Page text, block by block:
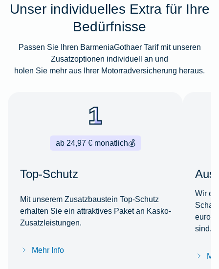
Unser individuelles Extra für Ihre
Bedürfnisse
Passen Sie Ihren BarmeniaGothaer Tarif mit unseren
Zusatzoptionen individuell an und
holen Sie mehr aus Ihrer Motorradversicherung heraus.
💰
ab 24,97 € monatlich
Top-Schutz
Mit unserem Zusatzbaustein Top-Schutz
erhalten Sie ein attraktives Paket an Kasko-
Zusatzleistungen.
Mehr Info
Wir
sind.